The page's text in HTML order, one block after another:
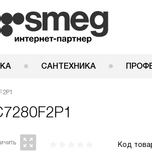
САНТЕХНИКА
Код